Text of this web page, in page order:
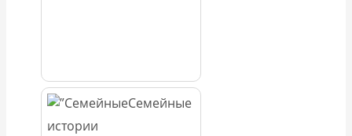
Семейные
истории